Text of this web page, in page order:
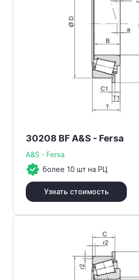
30208 BF A&S - Fersa
A&S - Fersa
более 10 шт на РЦ
Узнать стоимость